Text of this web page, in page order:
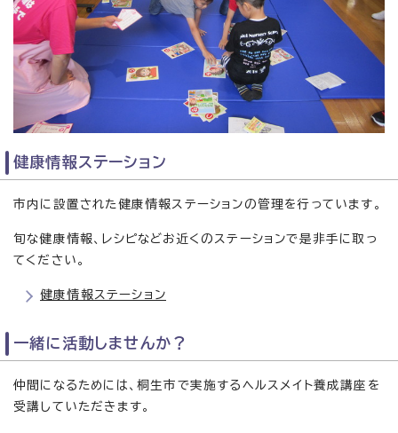
健康情報ステーション
市内に設置された健康情報ステーションの管理を行っています。
旬な健康情報、レシピなどお近くのステーションで是非手に取っ
てください。
健康情報ステーション
一緒に活動しませんか？
仲間になるためには、桐生市で実施するヘルスメイト養成講座を
受講していただきます。